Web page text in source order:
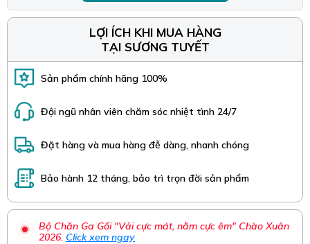
LỢI ÍCH KHI MUA HÀNG
TẠI SƯƠNG TUYẾT
Sản phẩm chính hãng 100%
Đội ngũ nhân viên chăm sóc nhiệt tình 24/7
Đặt hàng và mua hàng đễ dàng, nhanh chóng
Bảo hành 12 tháng, bảo trì trọn đời sản phẩm
Bộ Chăn Ga Gối "Vải cực mát, nằm cực êm" Chào Xuân
2026. Click xem ngay